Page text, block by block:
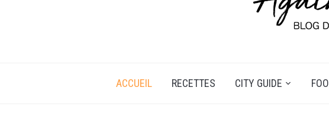
ACCUEIL RECETTES CITY GUIDE